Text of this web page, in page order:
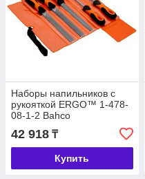
Наборы напильников c
рукояткой ERGO™ 1-478-
08-1-2 Bahco
42 918 ₸
Купить